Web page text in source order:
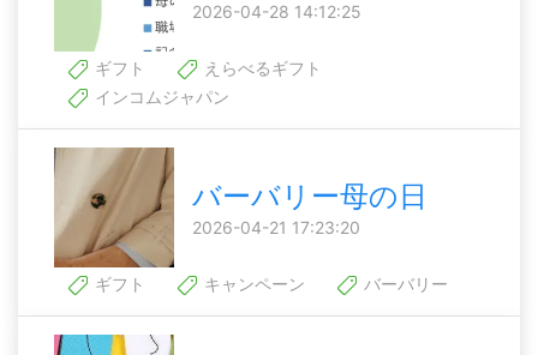
2026-04-28 14:12:25
ギフト
えらべるギフト
インコムジャパン
バーバリー母の日
2026-04-21 17:23:20
ギフト キャンペーン バーバリー